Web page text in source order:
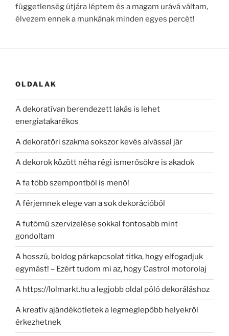
függetlenség útjára léptem és a magam urává váltam,
élvezem ennek a munkának minden egyes percét!
OLDALAK
A dekoratívan berendezett lakás is lehet
energiatakarékos
A dekoratőri szakma sokszor kevés alvással jár
A dekorok között néha régi ismerősökre is akadok
A fa több szempontból is menő!
A férjemnek elege van a sok dekorációból
A futómű szervizelése sokkal fontosabb mint
gondoltam
A hosszú, boldog párkapcsolat titka, hogy elfogadjuk
egymást! – Ezért tudom mi az, hogy Castrol motorolaj
A https://lolmarkt.hu a legjobb oldal póló dekoráláshoz
A kreatív ajándékötletek a legmeglepőbb helyekről
érkezhetnek